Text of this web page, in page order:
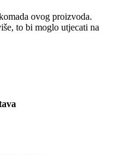
ovog proizvoda.
to bi moglo utjecati na